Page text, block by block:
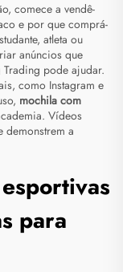
comece a vendê-
e por que comprá-
atleta ou
anúncios que
Trading pode ajudar.
como Instagram e
mochila com
Vídeos
demonstrem a
para